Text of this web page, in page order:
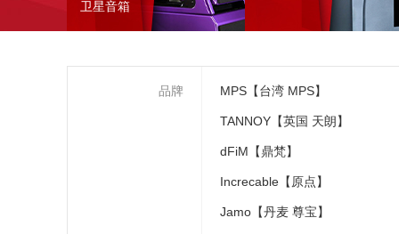
卫星音箱
品牌 MPS【台湾 MPS】
TANNOY【英国 天朗】
dFiM【鼎梵】
Increcable【原点】
Jamo【丹麦 尊宝】